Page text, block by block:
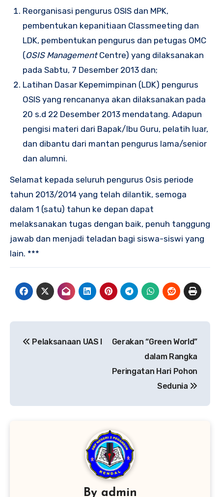
Reorganisasi pengurus OSIS dan MPK,
pembentukan kepanitiaan Classmeeting dan
LDK, pembentukan pengurus dan petugas OMC
(OSIS ManagementCentre) yang dilaksanakan
pada Sabtu, 7 Desember 2013 dan;
Latihan Dasar Kepemimpinan (LDK) pengurus
OSIS yang rencananya akan dilaksanakan pada
20 s.d 22 Desember 2013 mendatang. Adapun
pengisi materi dari Bapak/Ibu Guru, pelatih luar,
dan dibantu dari mantan pengurus lama/senior
dan alumni.
Selamat kepada seluruh pengurus Osis periode
tahun 2013/2014 yang telah dilantik, semoga
dalam 1 (satu) tahun ke depan dapat
melaksanakan tugas dengan baik, penuh tanggung
jawab dan menjadi teladan bagi siswa-siswi yang
lain. ***
Pelaksanaan UAS I
Gerakan “Green World”
dalam Rangka
Peringatan Hari Pohon
Sedunia
By admin